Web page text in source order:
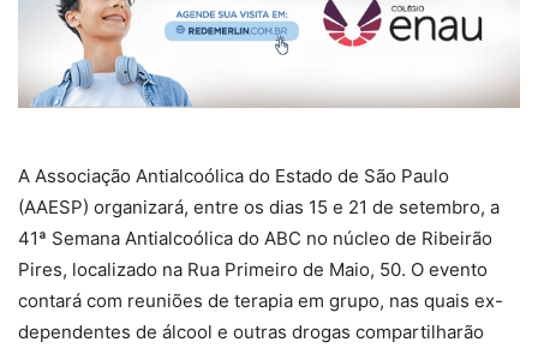
A Associação Antialcoólica do Estado de São Paulo
(AAESP) organizará, entre os dias 15 e 21 de setembro, a
41ª Semana Antialcoólica do ABC no núcleo de Ribeirão
Pires, localizado na Rua Primeiro de Maio, 50. O evento
contará com reuniões de terapia em grupo, nas quais ex-
dependentes de álcool e outras drogas compartilharão